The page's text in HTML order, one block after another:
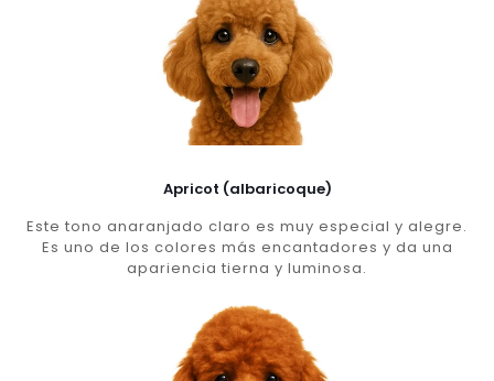
Apricot (albaricoque)
Este tono anaranjado claro es muy especial y alegre.
Es uno de los colores más encantadores y da una
apariencia tierna y luminosa.